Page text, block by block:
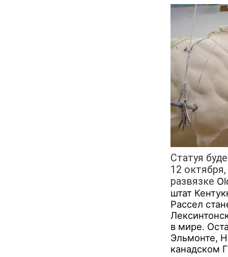
Статуя
12
развязке
штат
Рассел
в мире.
Эльмонте,
канадском